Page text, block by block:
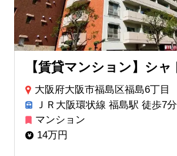
大阪府大阪市福島区福島6丁目
ＪＲ大阪環状線 福島駅 徒歩7分
マンション
14万円